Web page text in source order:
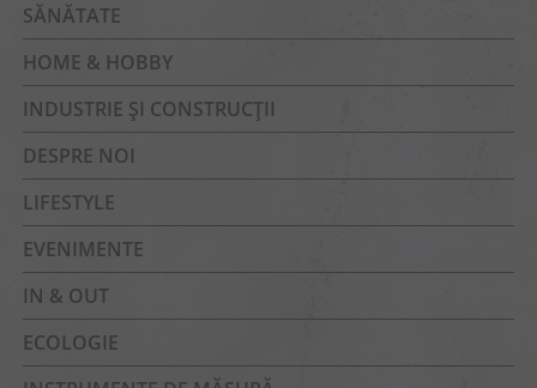
SĂNĂTATE
HOME & HOBBY
INDUSTRIE ȘI CONSTRUCȚII
DESPRE NOI
LIFESTYLE
EVENIMENTE
IN & OUT
ECOLOGIE